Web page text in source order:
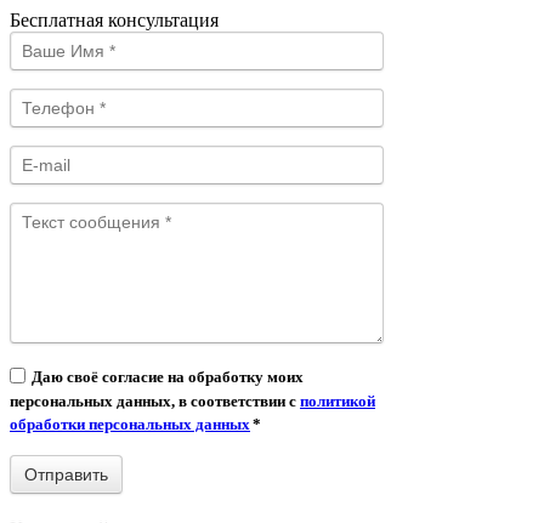
Бесплатная консультация
Даю своё согласие на обработку моих
персональных данных, в соответствии с политикой
обработки персональных данных *